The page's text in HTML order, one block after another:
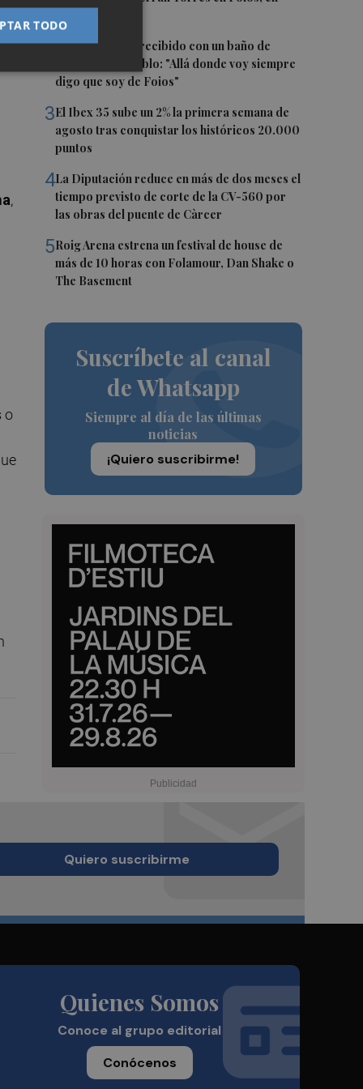
2Ferran Torres, recibido con un baño de
masas en su pueblo: "Allá donde voy siempre
digo que soy de Foios"
3El Ibex 35 sube un 2% la primera semana de
agosto tras conquistar los históricos 20.000
puntos
4La Diputación reduce en más de dos meses el
tiempo previsto de corte de la CV-560 por
las obras del puente de Càrcer
5Roig Arena estrena un festival de house de
más de 10 horas con Folamour, Dan Shake o
The Basement
Suscríbete al canal
de Whatsapp
Siempre al día de las últimas
noticias
¡Quiero suscribirme!
y
,
o
Quiero suscribirme
Quienes Somos
Conoce al grupo editorial
Conócenos
TODO